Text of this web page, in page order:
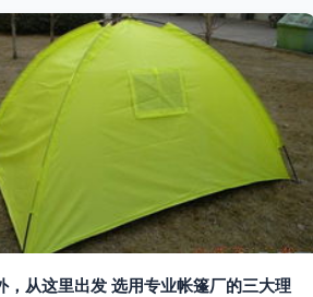
，从这里出发 选用专业帐篷厂的三大理